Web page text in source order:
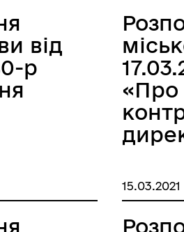
від
р
«Про
БМР»
15.03.2021